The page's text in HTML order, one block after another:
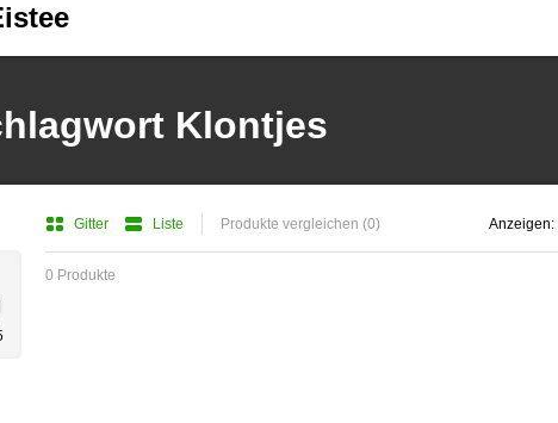
Klontjes
Gitter Liste Produkte vergleichen (0) Anzeigen:
0 Produkte